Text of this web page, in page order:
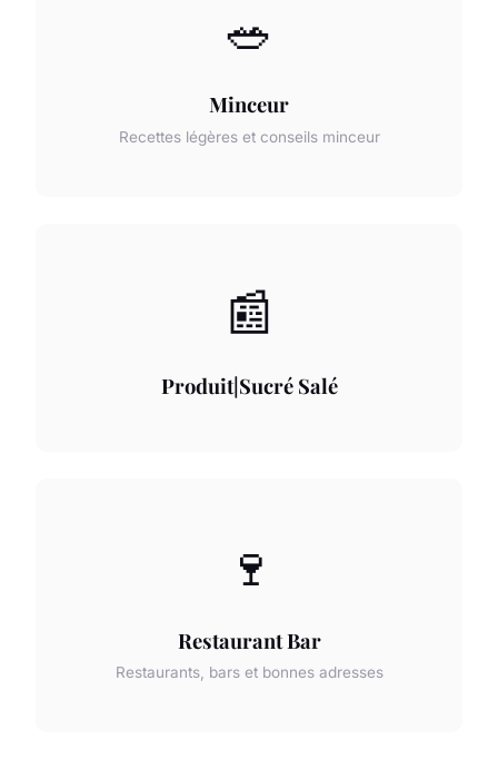
🥗
Minceur
Recettes légères et conseils minceur
📰
Produit|Sucré Salé
🍷
Restaurant Bar
Restaurants, bars et bonnes adresses